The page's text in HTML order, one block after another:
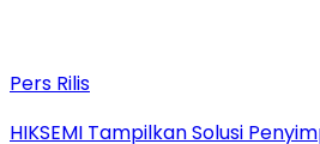
Pers Rilis
HIKSEMI Tampilkan Solusi